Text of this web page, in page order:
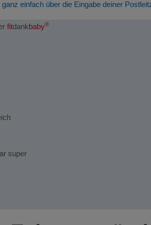
einfach über die Eingabe deiner
fitdankbaby®
super